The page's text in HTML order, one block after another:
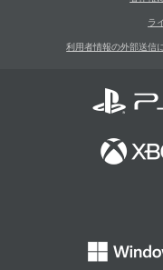
ラ
利用者情報の外部送信